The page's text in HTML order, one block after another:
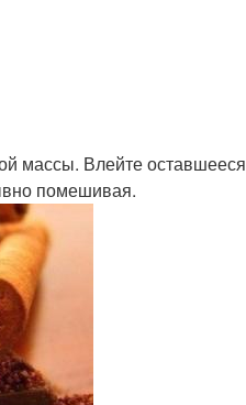
массы. Влейте оставшееся
помешивая.